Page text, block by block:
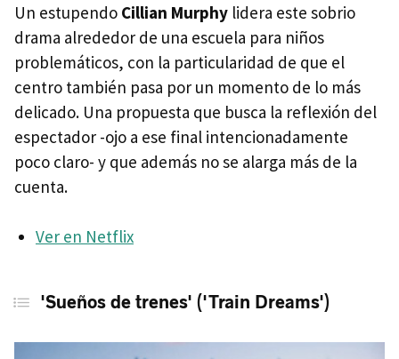
Un estupendo Cillian Murphy lidera este sobrio
drama alrededor de una escuela para niños
problemáticos, con la particularidad de que el
centro también pasa por un momento de lo más
delicado. Una propuesta que busca la reflexión del
espectador -ojo a ese final intencionadamente
poco claro- y que además no se alarga más de la
cuenta.
Ver en Netflix
'Sueños de trenes' ('Train Dreams')